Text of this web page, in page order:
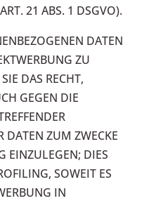
21 ABS. 1 DSGVO).
DATEN
ZU
DAS RECHT,
GEGEN DIE
DATEN ZUM ZWECKE
EINZULEGEN; DIES
SOWEIT ES
IN